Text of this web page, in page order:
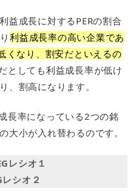
益成長に対するPERの割合
利益成長率の高い企業であ
くなり、割安だといえるの
としても利益成長率が低け
、割高になります。
長率になっている2つの銘
大小が入れ替わるのです。
レシオ１
シオ２